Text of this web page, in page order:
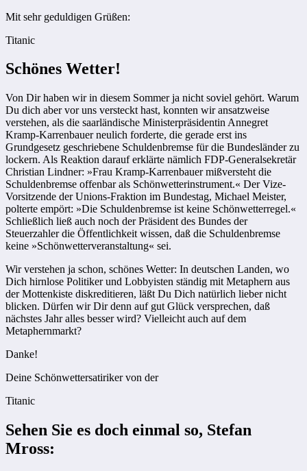
Mit sehr geduldigen Grüßen:
Titanic
Schönes Wetter!
Von Dir haben wir in diesem Sommer ja nicht soviel gehört. Warum
Du dich aber vor uns versteckt hast, konnten wir ansatzweise
verstehen, als die saarländische Ministerpräsidentin Annegret
Kramp-Karrenbauer neulich forderte, die gerade erst ins
Grundgesetz geschriebene Schuldenbremse für die Bundesländer zu
lockern. Als Reaktion darauf erklärte nämlich FDP-Generalsekretär
Christian Lindner: »Frau Kramp-Karrenbauer mißversteht die
Schuldenbremse offenbar als Schönwetterinstrument.« Der Vize-
Vorsitzende der Unions-Fraktion im Bundestag, Michael Meister,
polterte empört: »Die Schuldenbremse ist keine Schönwetterregel.«
Schließlich ließ auch noch der Präsident des Bundes der
Steuerzahler die Öffentlichkeit wissen, daß die Schuldenbremse
keine »Schönwetterveranstaltung« sei.
Wir verstehen ja schon, schönes Wetter: In deutschen Landen, wo
Dich hirnlose Politiker und Lobbyisten ständig mit Metaphern aus
der Mottenkiste diskreditieren, läßt Du Dich natürlich lieber nicht
blicken. Dürfen wir Dir denn auf gut Glück versprechen, daß
nächstes Jahr alles besser wird? Vielleicht auch auf dem
Metaphernmarkt?
Danke!
Deine Schönwettersatiriker von der
Titanic
Sehen Sie es doch einmal so, Stefan
Mross: